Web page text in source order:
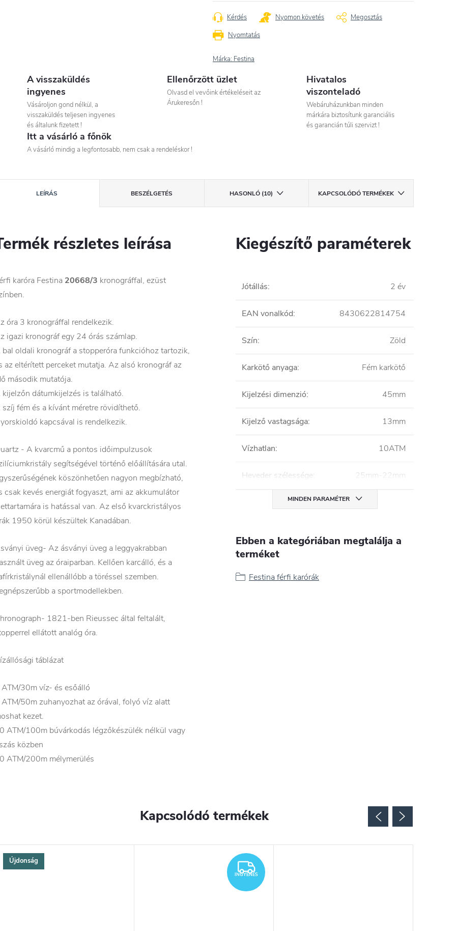
Nyomtatás
Kérdés Nyomon követés Megosztás
Márka: Festina
A visszaküldés
ingyenes
Vásároljon gond nélkül, a
visszaküldés teljesen ingyenes
és általunk fizetett !
Ellenőrzött üzlet
Olvasd el vevőink értékeléseit az
Árukeresőn !
Hivatalos
viszonteladó
Webáruházunkban minden
márkára biztosítunk garanciális
és garancián túli szervizt !
Itt a vásárló a főnök
A vásárló mindig a legfontosabb, nem csak a rendeléskor !
LEÍRÁS BESZÉLGETÉS HASONLÓ (10) KAPCSOLÓDÓ TERMÉKEK
részletes leírása
karóra Festina 20668/3 kronográffal, ezüst
óra 3 kronográffal rendelkezik.
igazi kronográf egy 24 órás számlap.
bal oldali kronográf a stopperóra funkcióhoz tartozik,
az eltérített perceket mutatja. Az alsó kronográf az
második mutatója.
kijelzőn dátumkijelzés is található.
szíj fém és a kívánt méretre rövidíthető.
kapcsával is rendelkezik.
- A kvarcmű a pontos időimpulzusok
segítségével történő előállítására utal.
köszönhetően nagyon megbízható,
csak kevés energiát fogyaszt, ami az akkumulátor
is hatással van. Az első kvarckristályos
1950 körül készültek Kanadában.
üveg- Az ásványi üveg a leggyakrabban
üveg az óraiparban. Kellően karcálló, és a
ellenállóbb a töréssel szemben.
a sportmodellekben.
1821-ben Rieussec által feltalált,
ellátott analóg óra.
táblázat
30m víz- és esőálló
50m zuhanyozhat az órával, folyó víz alatt
kezet.
ATM/100m búvárkodás légzőkészülék nélkül vagy
közben
ATM/200m mélymerülés
Kiegészítő paraméterek
Jótállás: 2 év
EAN vonalkód: 8430622814754
Szín: Zöld
Karkötő anyaga: Fém karkötő
Kijelzési dimenzió: 45mm
Kijelző vastagsága: 13mm
Vízhatlan: 10ATM
Heveder szélessége: 25mm-22mm
MINDEN PARAMÉTER
Ebben a kategóriában megtalálja a
terméket
Festina férfi karórák
Kapcsolódó termékek
Újdonság INGYENES
INGYENES